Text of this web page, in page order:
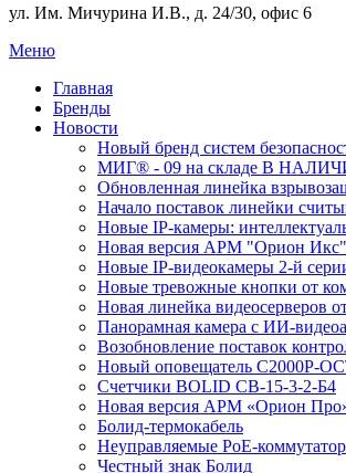
ул. Им. Мичурина И.В., д. 24/30, офис 6
Меню
Главная
Бренды
Новости
Новый бренд систем
МИГ® - 09 на складе В
Обновленная линейка
Начало поставок линейки
Новые IP-камеры:
Новая версия АРМ "Орион Икс"
Новые IP-видеокамеры 2-й
Новые тревожные кнопки от
Новая линейка видеосерверов
Панорамная камера с ИИ-
Возобновление поставок
Новый оповещатель С2000Р-
Счетчики BOLID СВ-15-3-2-Б4
Новая версия АРМ «Орион
Болид-термокабель
Неуправляемые PoE-
Честный знак Болид